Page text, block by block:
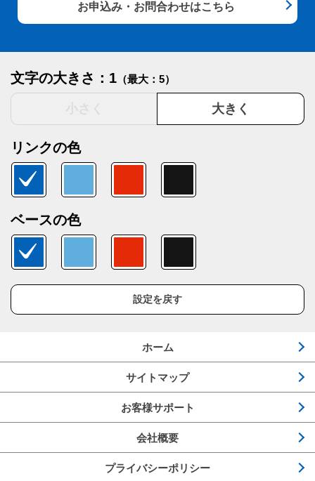
お申込み・お問合わせはこちら
文字の大きさ：1 （最大：5）
大きく
リンクの色
ベースの色
設定を戻す
ホーム
サイトマップ
お客様サポート
会社概要
プライバシーポリシー